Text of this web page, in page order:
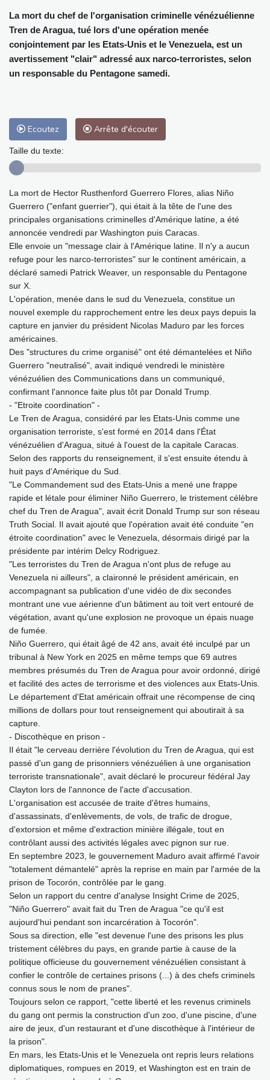
La mort du chef de l'organisation criminelle vénézuélienne
Tren de Aragua, tué lors d'une opération menée
conjointement par les Etats-Unis et le Venezuela, est un
avertissement "clair" adressé aux narco-terroristes, selon
un responsable du Pentagone samedi.
Ecoutez Arrête d'écouter
Taille du texte:
La mort de Hector Rusthenford Guerrero Flores, alias Niño
Guerrero ("enfant guerrier"), qui était à la tête de l'une des
principales organisations criminelles d'Amérique latine, a été
annoncée vendredi par Washington puis Caracas.
Elle envoie un "message clair à l'Amérique latine. Il n'y a aucun
refuge pour les narco-terroristes" sur le continent américain, a
déclaré samedi Patrick Weaver, un responsable du Pentagone
sur X.
L'opération, menée dans le sud du Venezuela, constitue un
nouvel exemple du rapprochement entre les deux pays depuis la
capture en janvier du président Nicolas Maduro par les forces
américaines.
Des "structures du crime organisé" ont été démantelées et Niño
Guerrero "neutralisé", avait indiqué vendredi le ministère
vénézuélien des Communications dans un communiqué,
confirmant l'annonce faite plus tôt par Donald Trump.
- "Etroite coordination" -
Le Tren de Aragua, considéré par les Etats-Unis comme une
organisation terroriste, s'est formé en 2014 dans l'État
vénézuélien d'Aragua, situé à l'ouest de la capitale Caracas.
Selon des rapports du renseignement, il s'est ensuite étendu à
huit pays d'Amérique du Sud.
"Le Commandement sud des Etats-Unis a mené une frappe
rapide et létale pour éliminer Niño Guerrero, le tristement célèbre
chef du Tren de Aragua", avait écrit Donald Trump sur son réseau
Truth Social. Il avait ajouté que l'opération avait été conduite "en
étroite coordination" avec le Venezuela, désormais dirigé par la
présidente par intérim Delcy Rodriguez.
"Les terroristes du Tren de Aragua n'ont plus de refuge au
Venezuela ni ailleurs", a claironné le président américain, en
accompagnant sa publication d'une vidéo de dix secondes
montrant une vue aérienne d'un bâtiment au toit vert entouré de
végétation, avant qu'une explosion ne provoque un épais nuage
de fumée.
Niño Guerrero, qui était âgé de 42 ans, avait été inculpé par un
tribunal à New York en 2025 en même temps que 69 autres
membres présumés du Tren de Aragua pour avoir ordonné, dirigé
et facilité des actes de terrorisme et des violences aux Etats‑Unis.
Le département d'Etat américain offrait une récompense de cinq
millions de dollars pour tout renseignement qui aboutirait à sa
capture.
- Discothèque en prison -
Il était "le cerveau derrière l'évolution du Tren de Aragua, qui est
passé d'un gang de prisonniers vénézuélien à une organisation
terroriste transnationale", avait déclaré le procureur fédéral Jay
Clayton lors de l'annonce de l'acte d'accusation.
L'organisation est accusée de traite d'êtres humains,
d'assassinats, d'enlèvements, de vols, de trafic de drogue,
d'extorsion et même d'extraction minière illégale, tout en
contrôlant aussi des activités légales avec pignon sur rue.
En septembre 2023, le gouvernement Maduro avait affirmé l'avoir
"totalement démantelé" après la reprise en main par l'armée de la
prison de Tocorón, contrôlée par le gang.
Selon un rapport du centre d'analyse Insight Crime de 2025,
"Niño Guerrero" avait fait du Tren de Aragua "ce qu'il est
aujourd'hui pendant son incarcération à Tocorón".
Sous sa direction, elle "est devenue l'une des prisons les plus
tristement célèbres du pays, en grande partie à cause de la
politique officieuse du gouvernement vénézuélien consistant à
confier le contrôle de certaines prisons (...) à des chefs criminels
connus sous le nom de pranes".
Toujours selon ce rapport, "cette liberté et les revenus criminels
du gang ont permis la construction d'un zoo, d'une piscine, d'une
aire de jeux, d'un restaurant et d'une discothèque à l'intérieur de
la prison".
En mars, les Etats-Unis et le Venezuela ont repris leurs relations
diplomatiques, rompues en 2019, et Washington est en train de